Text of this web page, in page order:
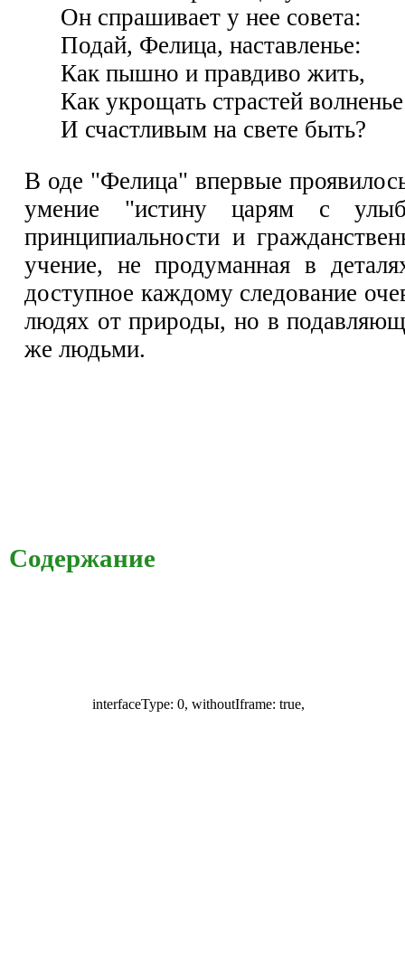
Он спрашивает у нее совета:
Подай, Фелица, наставленье:
Как пышно и правдиво жить,
Как укрощать страстей волненье
И счастливым на свете быть?
В оде "Фелица" впервые
умение "истину царям с
принципиальности и
учение, не продуманная в
доступное каждому следование
людях от природы, но в
же людьми.
Содержание
interfaceType: 0, withoutIframe: true,